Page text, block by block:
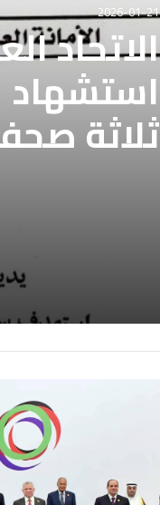
2026-01-21
الاتحاد
استشهاد
ثلاثة